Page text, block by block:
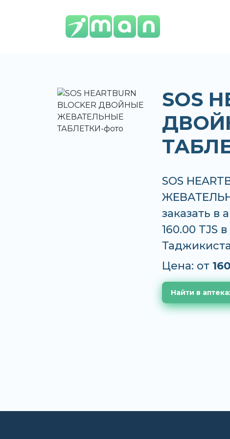
SOS
SOS
заказать в
160.00 TJS
Цена: от
Найти в